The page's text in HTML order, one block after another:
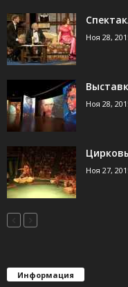
Ноя 28,
Ноя 28,
Ноя 27,
Информация